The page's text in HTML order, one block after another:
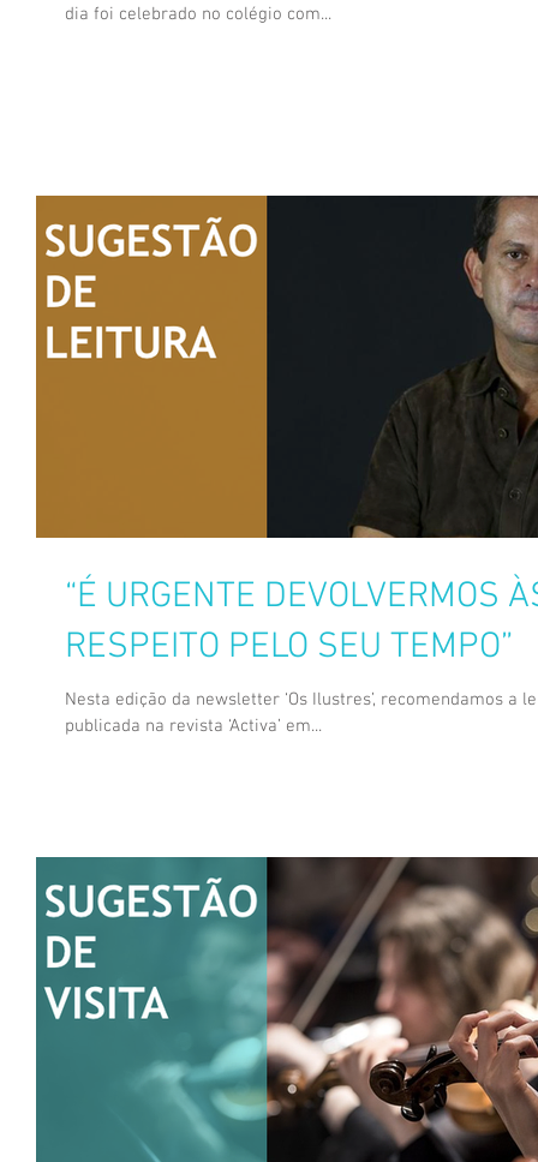
dia foi celebrado no colégio com...
“É URGENTE DEVOLVERMOS
RESPEITO PELO SEU TEMPO”
Nesta edição da newsletter ‘Os Ilustres’, recomendamos
publicada na revista ‘Activa’ em...